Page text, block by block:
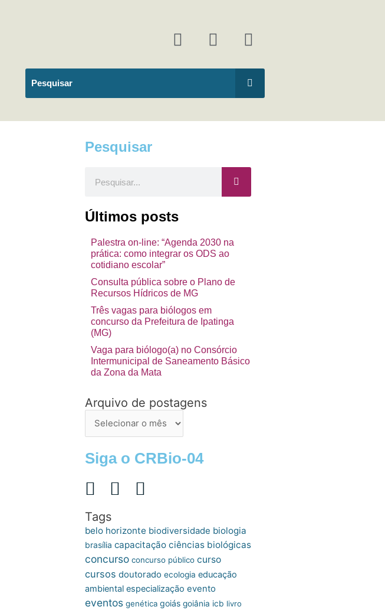
F
a
c
b
I
n
s
a
m
Y
o
u
t
u
Pesquisar
Últimos posts
Palestra on-line: “Agenda 2030 na
prática: como integrar os ODS ao
cotidiano escolar”
Consulta pública sobre o Plano de
Recursos Hídricos de MG
Três vagas para biólogos em
concurso da Prefeitura de Ipatinga
(MG)
Vaga para biólogo(a) no Consórcio
Intermunicipal de Saneamento Básico
da Zona da Mata
Arquivo de postagens
Arquivo
postagens
Siga o CRBio-04
Tags
belo horizonte biodiversidade biologia
brasília capacitação ciências biológicas
concurso concurso público curso
cursos doutorado ecologia educação
ambiental especialização evento
eventos genética goiás goiânia icb livro